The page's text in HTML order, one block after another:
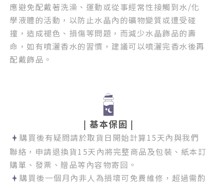
應避免配戴著洗澡、運動或從事經常性接觸到水/化
學液體的活動，以防止水晶內的礦物變質或遭受碰
撞，造成褪色、損傷等問題，而減少水晶飾品的壽
命，如有噴灑香水的習慣，建議可以噴灑完香水後再
配戴飾品。
| 基本保固 |
購買後有疑問請於取貨日開始計算15天內與我們
聯絡， 申請退換貨15天內將完整商品及包裝、紙本訂
購單、發票、贈品等內容物寄回。
購買後一個月內非人為損壞可免費維修，超過需酌